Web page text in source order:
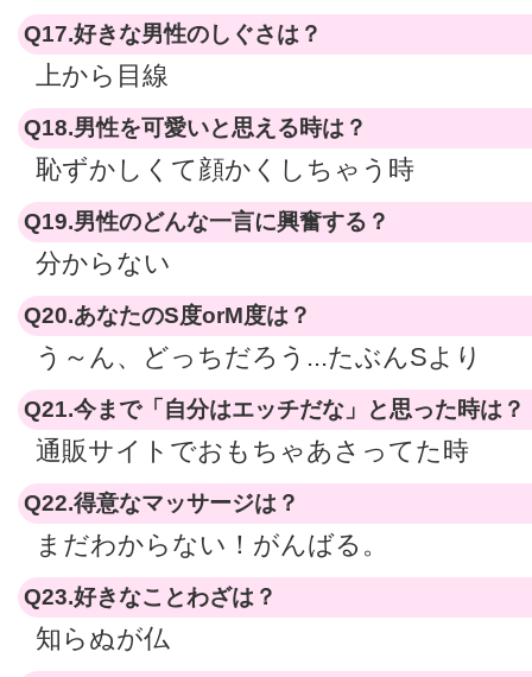
Q17.好きな男性のしぐさは？
上から目線
Q18.男性を可愛いと思える時は？
恥ずかしくて顔かくしちゃう時
Q19.男性のどんな一言に興奮する？
分からない
Q20.あなたのS度orM度は？
う～ん、どっちだろう...たぶんSより
Q21.今まで「自分はエッチだな」と思った時は？
通販サイトでおもちゃあさってた時
Q22.得意なマッサージは？
まだわからない！がんばる。
Q23.好きなことわざは？
知らぬが仏